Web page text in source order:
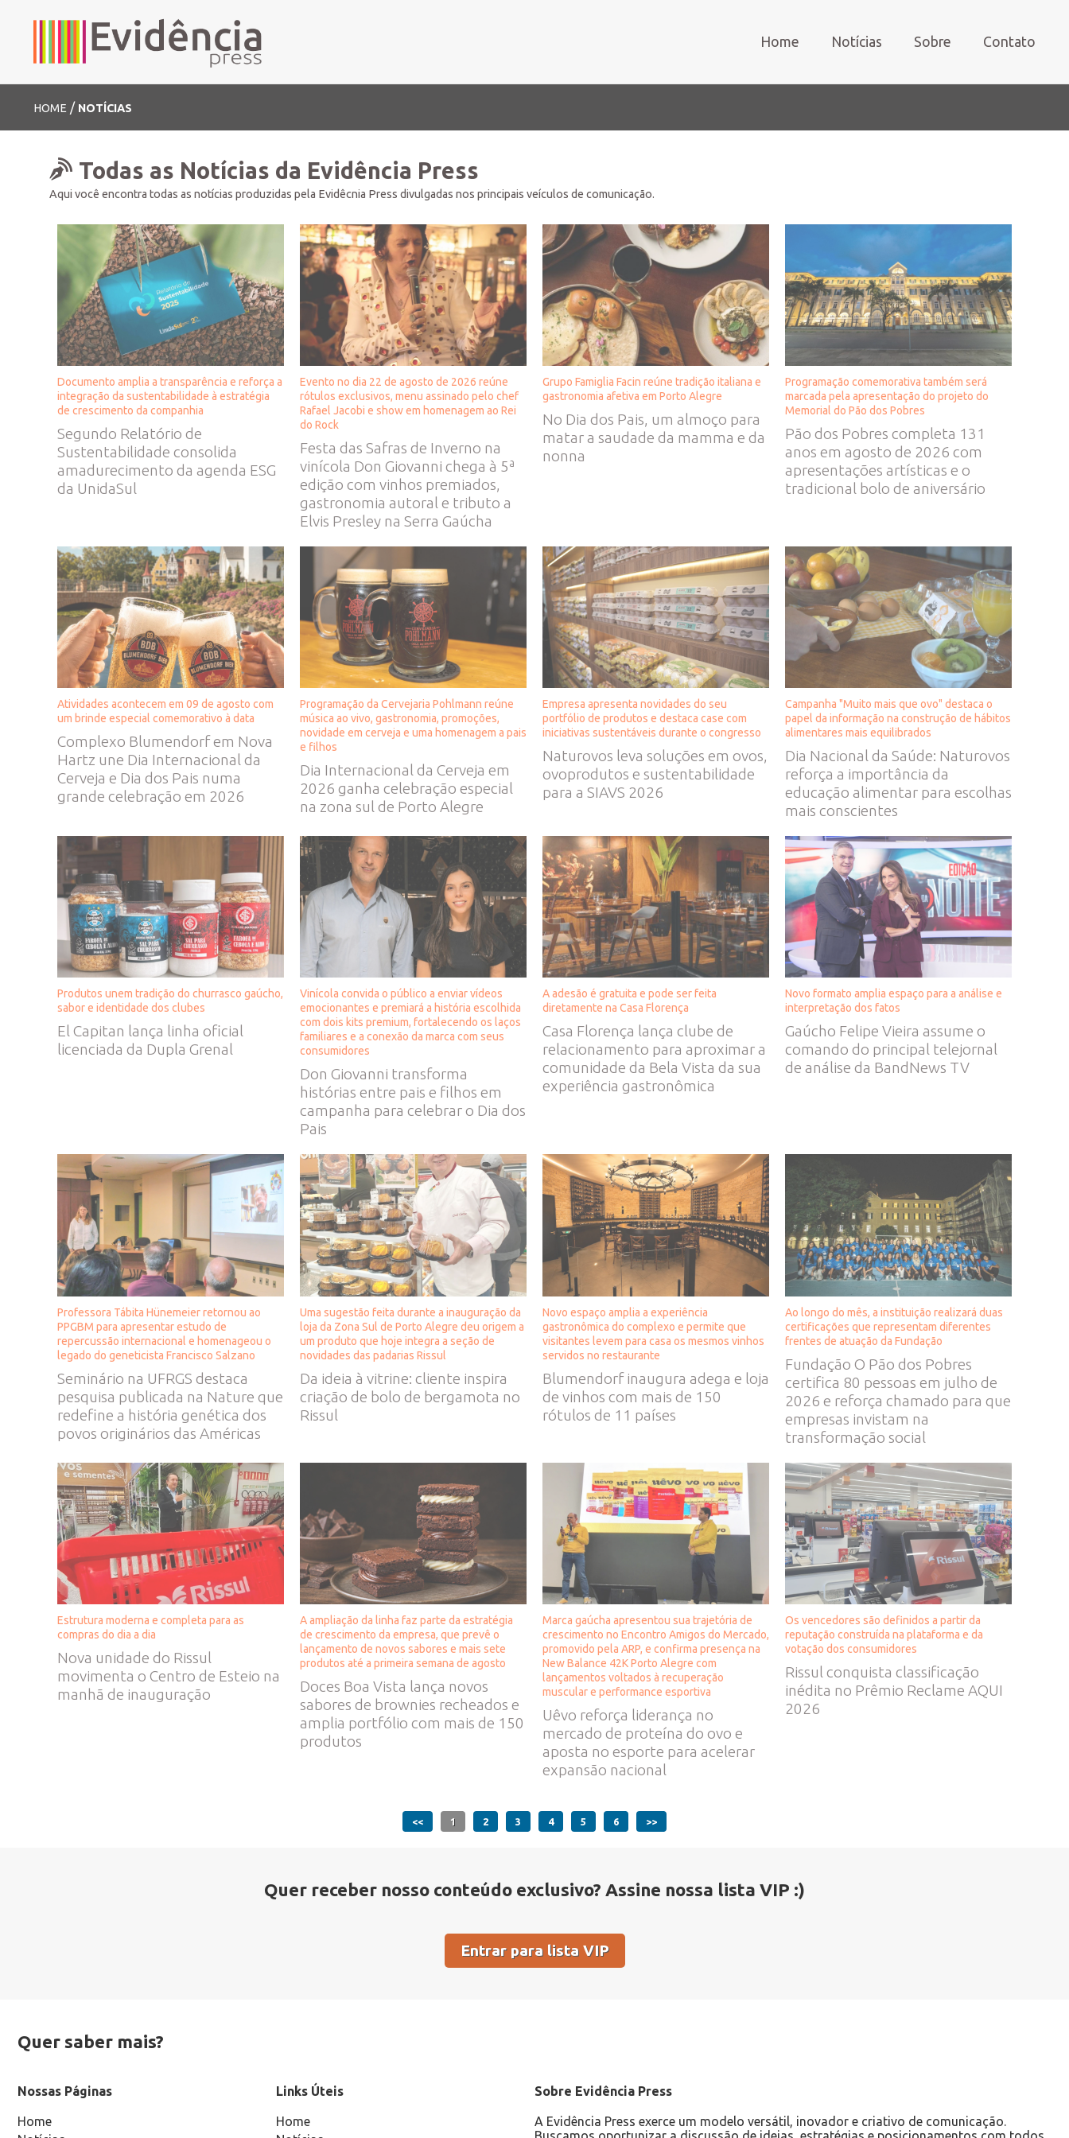
Home Notícias Sobre Contato
HOME / NOTÍCIAS
Todas as Notícias da Evidência Press
Aqui você encontra todas as notícias produzidas pela Evidêcnia Press divulgadas nos principais veículos de comunicação.
Documento amplia a transparência e reforça a
integração da sustentabilidade à estratégia
de crescimento da companhia
Segundo Relatório de
Sustentabilidade consolida
amadurecimento da agenda ESG
da UnidaSul
Evento no dia 22 de agosto de 2026 reúne
rótulos exclusivos, menu assinado pelo chef
Rafael Jacobi e show em homenagem ao Rei
do Rock
Festa das Safras de Inverno na
vinícola Don Giovanni chega à 5ª
edição com vinhos premiados,
gastronomia autoral e tributo a
Elvis Presley na Serra Gaúcha
Grupo Famiglia Facin reúne tradição italiana e
gastronomia afetiva em Porto Alegre
No Dia dos Pais, um almoço para
matar a saudade da mamma e da
nonna
Programação comemorativa também será
marcada pela apresentação do projeto do
Memorial do Pão dos Pobres
Pão dos Pobres completa 131
anos em agosto de 2026 com
apresentações artísticas e o
tradicional bolo de aniversário
Atividades acontecem em 09 de agosto com
um brinde especial comemorativo à data
Complexo Blumendorf em Nova
Hartz une Dia Internacional da
Cerveja e Dia dos Pais numa
grande celebração em 2026
Programação da Cervejaria Pohlmann reúne
música ao vivo, gastronomia, promoções,
novidade em cerveja e uma homenagem a pais
e filhos
Dia Internacional da Cerveja em
2026 ganha celebração especial
na zona sul de Porto Alegre
Empresa apresenta novidades do seu
portfólio de produtos e destaca case com
iniciativas sustentáveis durante o congresso
Naturovos leva soluções em ovos,
ovoprodutos e sustentabilidade
para a SIAVS 2026
Campanha "Muito mais que ovo" destaca o
papel da informação na construção de hábitos
alimentares mais equilibrados
Dia Nacional da Saúde: Naturovos
reforça a importância da
educação alimentar para escolhas
mais conscientes
Produtos unem tradição do churrasco gaúcho,
sabor e identidade dos clubes
El Capitan lança linha oficial
licenciada da Dupla Grenal
Vinícola convida o público a enviar vídeos
emocionantes e premiará a história escolhida
com dois kits premium, fortalecendo os laços
familiares e a conexão da marca com seus
consumidores
Don Giovanni transforma
histórias entre pais e filhos em
campanha para celebrar o Dia dos
Pais
A adesão é gratuita e pode ser feita
diretamente na Casa Florença
Casa Florença lança clube de
relacionamento para aproximar a
comunidade da Bela Vista da sua
experiência gastronômica
Novo formato amplia espaço para a análise e
interpretação dos fatos
Gaúcho Felipe Vieira assume o
comando do principal telejornal
de análise da BandNews TV
Professora Tábita Hünemeier retornou ao
PPGBM para apresentar estudo de
repercussão internacional e homenageou o
legado do geneticista Francisco Salzano
Seminário na UFRGS destaca
pesquisa publicada na Nature que
redefine a história genética dos
povos originários das Américas
Uma sugestão feita durante a inauguração da
loja da Zona Sul de Porto Alegre deu origem a
um produto que hoje integra a seção de
novidades das padarias Rissul
Da ideia à vitrine: cliente inspira
criação de bolo de bergamota no
Rissul
Novo espaço amplia a experiência
gastronômica do complexo e permite que
visitantes levem para casa os mesmos vinhos
servidos no restaurante
Blumendorf inaugura adega e loja
de vinhos com mais de 150
rótulos de 11 países
Ao longo do mês, a instituição realizará duas
certificações que representam diferentes
frentes de atuação da Fundação
Fundação O Pão dos Pobres
certifica 80 pessoas em julho de
2026 e reforça chamado para que
empresas invistam na
transformação social
Estrutura moderna e completa para as
compras do dia a dia
Nova unidade do Rissul
movimenta o Centro de Esteio na
manhã de inauguração
A ampliação da linha faz parte da estratégia
de crescimento da empresa, que prevê o
lançamento de novos sabores e mais sete
produtos até a primeira semana de agosto
Doces Boa Vista lança novos
sabores de brownies recheados e
amplia portfólio com mais de 150
produtos
Marca gaúcha apresentou sua trajetória de
crescimento no Encontro Amigos do Mercado,
promovido pela ARP, e confirma presença na
New Balance 42K Porto Alegre com
lançamentos voltados à recuperação
muscular e performance esportiva
Uêvo reforça liderança no
mercado de proteína do ovo e
aposta no esporte para acelerar
expansão nacional
Os vencedores são definidos a partir da
reputação construída na plataforma e da
votação dos consumidores
Rissul conquista classificação
inédita no Prêmio Reclame AQUI
2026
<< 1 2 3 4 5 6 >>
Quer receber nosso conteúdo exclusivo? Assine nossa lista VIP :)
Entrar para lista VIP
Quer saber mais?
Nossas Páginas
Home
Links Úteis
Home
Sobre Evidência Press
A Evidência Press exerce um modelo versátil, inovador e criativo de comunicação.